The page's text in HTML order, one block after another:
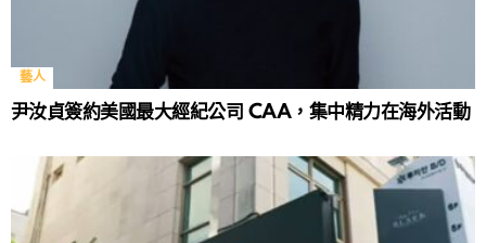
藝人
尹汝貞簽約美國最大經紀公司 CAA，集中精力在海外活動